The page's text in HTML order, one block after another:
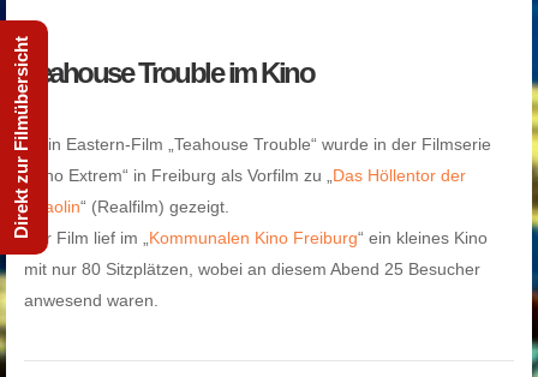
Teahouse Trouble im Kino
Mein Eastern-Film „Teahouse Trouble“ wurde in der Filmserie
„Kino Extrem“ in Freiburg als Vorfilm zu „Das Höllentor der
Shaolin“ (Realfilm) gezeigt.
Der Film lief im „Kommunalen Kino Freiburg“ ein kleines Kino
mit nur 80 Sitzplätzen, wobei an diesem Abend 25 Besucher
anwesend waren.
Direkt zur Filmübersicht